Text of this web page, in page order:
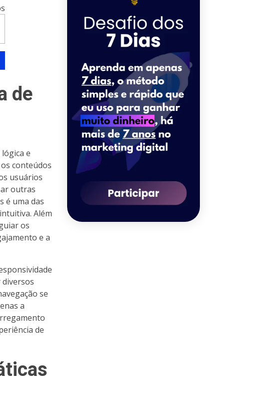
de
e
conteúdos
usuários
outras
é uma das
Além
os
e a
se
a
de